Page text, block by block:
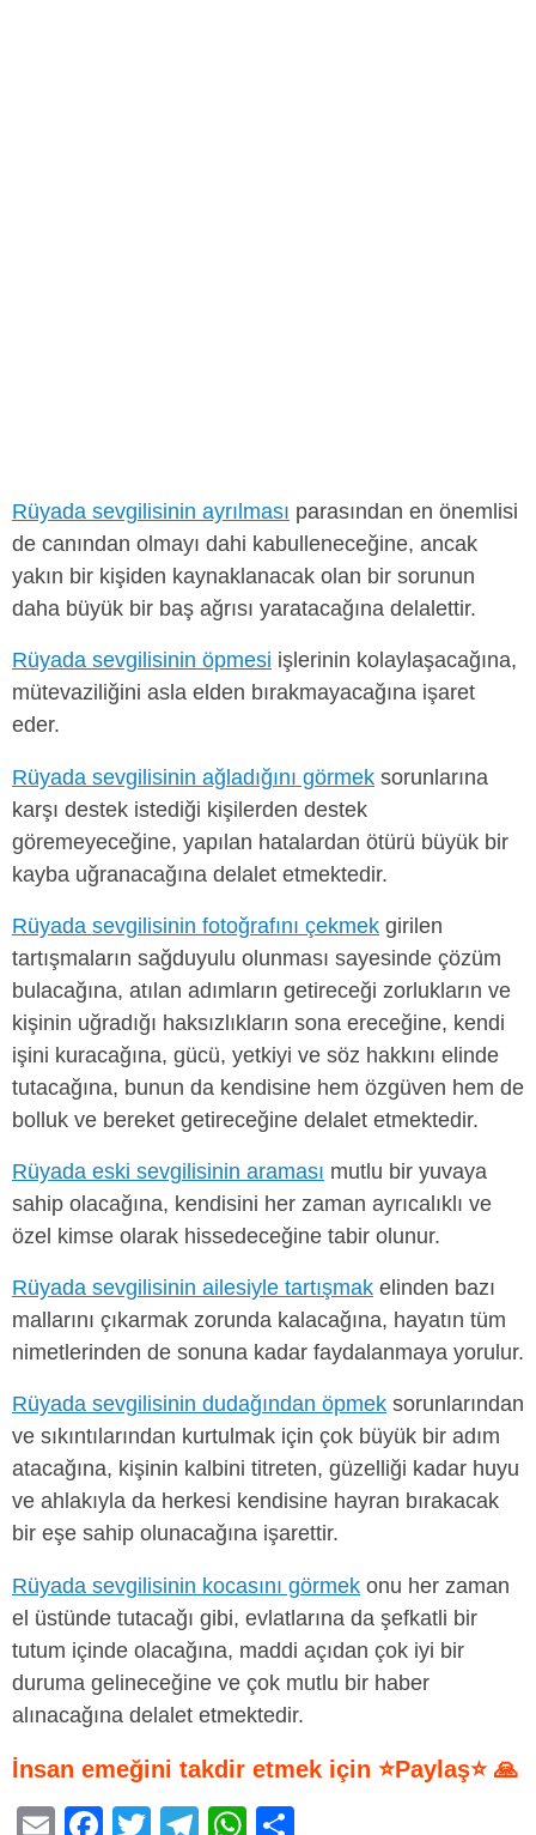
Rüyada sevgilisinin ayrılması parasından en önemlisi
de canından olmayı dahi kabulleneceğine, ancak
yakın bir kişiden kaynaklanacak olan bir sorunun
daha büyük bir baş ağrısı yaratacağına delalettir.
Rüyada sevgilisinin öpmesi işlerinin kolaylaşacağına,
mütevaziliğini asla elden bırakmayacağına işaret
eder.
Rüyada sevgilisinin ağladığını görmek sorunlarına
karşı destek istediği kişilerden destek
göremeyeceğine, yapılan hatalardan ötürü büyük bir
kayba uğranacağına delalet etmektedir.
Rüyada sevgilisinin fotoğrafını çekmek girilen
tartışmaların sağduyulu olunması sayesinde çözüm
bulacağına, atılan adımların getireceği zorlukların ve
kişinin uğradığı haksızlıkların sona ereceğine, kendi
işini kuracağına, gücü, yetkiyi ve söz hakkını elinde
tutacağına, bunun da kendisine hem özgüven hem de
bolluk ve bereket getireceğine delalet etmektedir.
Rüyada eski sevgilisinin araması mutlu bir yuvaya
sahip olacağına, kendisini her zaman ayrıcalıklı ve
özel kimse olarak hissedeceğine tabir olunur.
Rüyada sevgilisinin ailesiyle tartışmak elinden bazı
mallarını çıkarmak zorunda kalacağına, hayatın tüm
nimetlerinden de sonuna kadar faydalanmaya yorulur.
Rüyada sevgilisinin dudağından öpmek sorunlarından
ve sıkıntılarından kurtulmak için çok büyük bir adım
atacağına, kişinin kalbini titreten, güzelliği kadar huyu
ve ahlakıyla da herkesi kendisine hayran bırakacak
bir eşe sahip olunacağına işarettir.
Rüyada sevgilisinin kocasını görmek onu her zaman
el üstünde tutacağı gibi, evlatlarına da şefkatli bir
tutum içinde olacağına, maddi açıdan çok iyi bir
duruma gelineceğine ve çok mutlu bir haber
alınacağına delalet etmektedir.
İnsan emeğini takdir etmek için ⭐Paylaş⭐ 🙏
E
F
T
T
W